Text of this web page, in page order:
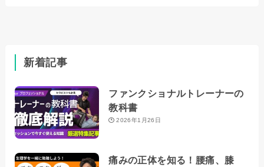
新着記事
ファンクショナルトレーナーの
教科書
2026年1月26日
痛みの正体を知る！腰痛、膝